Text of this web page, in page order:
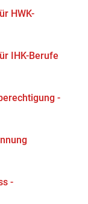
HWK-
IHK-Berufe
-
-